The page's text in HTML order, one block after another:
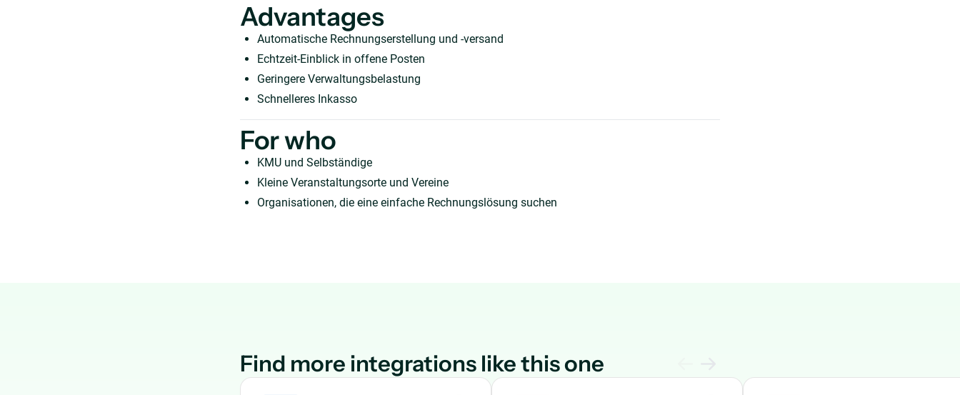
Advantages
Automatische Rechnungserstellung und -versand
Echtzeit-Einblick in offene Posten
Geringere Verwaltungsbelastung
Schnelleres Inkasso
For who
KMU und Selbständige
Kleine Veranstaltungsorte und Vereine
Organisationen, die eine einfache Rechnungslösung suchen
Find more integrations like this one